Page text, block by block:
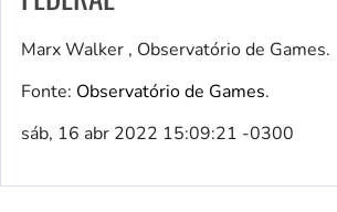
Marx Walker , Observatório de Games.
Fonte: Observatório de Games.
sáb, 16 abr 2022 15:09:21 -0300